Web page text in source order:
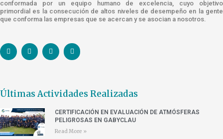
conformada por un equipo humano de excelencia, cuyo objetivo
primordial es la consecución de altos niveles de desempeño en la gente
que conforma las empresas que se acercan y se asocian a nosotros.
Últimas Actividades Realizadas
CERTIFICACIÓN EN EVALUACIÓN DE ATMÓSFERAS
PELIGROSAS EN GABYCLAU
Read More »